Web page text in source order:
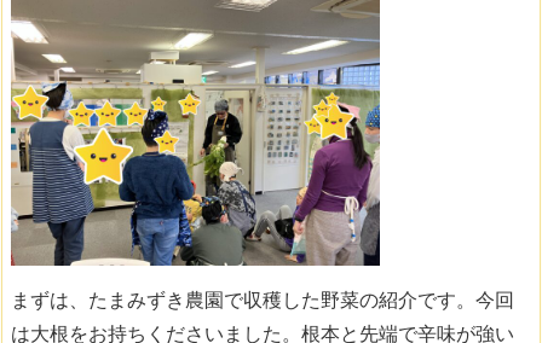
まずは、たまみずき農園で収穫した野菜の紹介です。今回
は大根をお持ちくださいました。根本と先端で辛味が強い